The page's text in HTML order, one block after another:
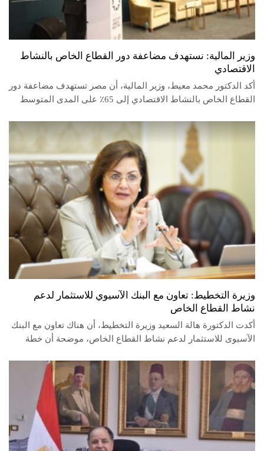
وزير المالية: نستهدف مضاعفة دور القطاع الخاص بالنشاط
الاقتصادي
أكد الدكتور محمد معيط، وزير المالية، أن مصر تستهدف مضاعفة دور
القطاع الخاص بالنشاط الاقتصادي إلى 65٪ على المدى المتوسط
وزيرة التخطيط: تعاون مع البنك الآسيوي للاستثمار لدعم
نشاط القطاع الخاص
أكدت الدكتورة هالة السعيد وزيرة التخطيط، أن هناك تعاون مع البنك
الآسيوى للاستثمار لدعم نشاط القطاع الخاص، موضحة أن خطة